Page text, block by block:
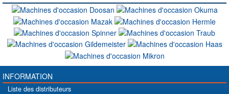
INFORMATION
Liste des distributeurs